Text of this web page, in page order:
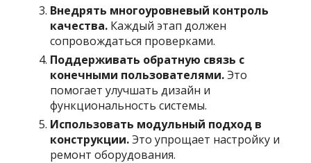
Внедрять многоуровневый контроль
качества. Каждый этап должен
сопровождаться проверками.
Поддерживать обратную связь с
конечными пользователями.Это
помогает улучшать дизайн и
функциональность системы.
Использовать модульный подход в
конструкции.Это упрощает настройку и
ремонт оборудования.